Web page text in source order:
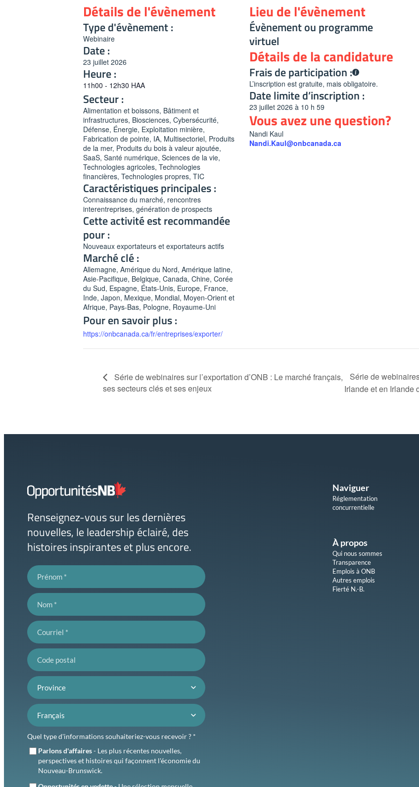
Détails de l'évènement
Type d'évènement :
Webinaire
Date :
23 juillet 2026
Heure :
11h00 - 12h30 HAA
Secteur :
Alimentation et boissons, Bâtiment et
infrastructures, Biosciences, Cybersécurité,
Défense, Énergie, Exploitation minière,
Fabrication de pointe, IA, Multisectoriel, Produits
de la mer, Produits du bois à valeur ajoutée,
SaaS, Santé numérique, Sciences de la vie,
Technologies agricoles, Technologies
financières, Technologies propres, TIC
Caractéristiques principales :
Connaissance du marché, rencontres
interentreprises, génération de prospects
Cette activité est recommandée
pour :
Nouveaux exportateurs et exportateurs actifs
Marché clé :
Allemagne, Amérique du Nord, Amérique latine,
Asie-Pacifique, Belgique, Canada, Chine, Corée
du Sud, Espagne, États-Unis, Europe, France,
Inde, Japon, Mexique, Mondial, Moyen-Orient et
Afrique, Pays-Bas, Pologne, Royaume-Uni
Pour en savoir plus :
https://onbcanada.ca/fr/entreprises/exporter/
Lieu de l'évènement
Évènement ou programme
virtuel
Détails de la candidature
Frais de participation :
L’inscription est gratuite, mais obligatoire.
Date limite d’inscription :
23 juillet 2026 à 10 h 59
Vous avez une question?
Nandi Kaul
Nandi.Kaul@onbcanada.ca
Série de webinaires sur l’exportation d’ONB : Le marché français,
ses secteurs clés et ses enjeux
Série de
Irlande et en Irlande
Lien
page
d'accueil
Renseignez-vous sur les dernières
nouvelles, le leadership éclairé, des
histoires inspirantes et plus encore.
Prénom
Nom
Courriel
Code postal
Province
Préférence de langue
Quel type d'informations souhaiteriez-vous recevoir ? *
Parlons d'affaires- Les plus récentes nouvelles,
perspectives et histoires qui façonnent l'économie du
Nouveau-Brunswick.
Naviguer
Réglementation
concurrentielle
À propos
Qui nous sommes
Transparence
Emplois à ONB
Autres emplois
Fierté N.-B.